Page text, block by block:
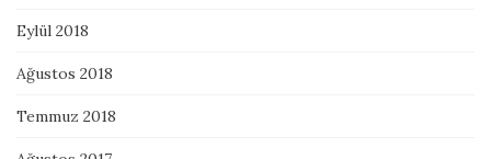
Eylül 2018
Ağustos 2018
Temmuz 2018